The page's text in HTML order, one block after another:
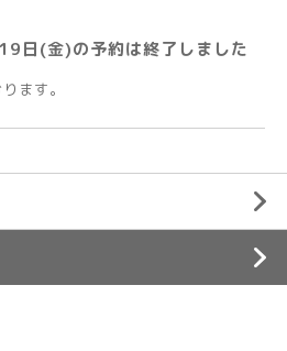
日(金)の予約は終了しました
ます。